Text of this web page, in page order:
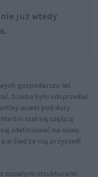
już wtedy
gospodarczo lat
trzeba było odsprzedać
uciekł pod duży
stał się częścią
zdefiniować na nowo.
w ślad za nią przyszedł
ospałymi strukturami